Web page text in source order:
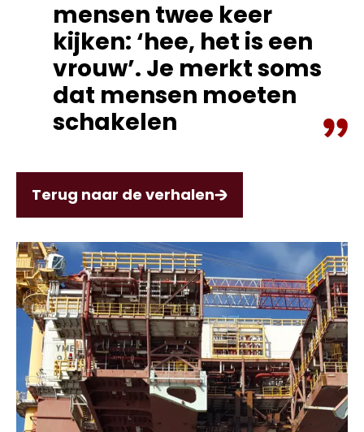
mensen twee keer
kijken: ‘hee, het is een
vrouw’. Je merkt soms
dat mensen moeten
schakelen
Terug naar de verhalen